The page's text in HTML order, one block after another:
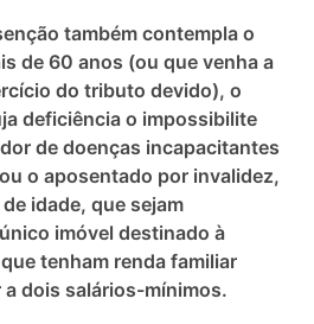
também contempla o
de 60 anos (ou que venha a
do tributo devido), o
deficiência o impossibilite
de doenças incapacitantes
o aposentado por invalidez,
idade, que sejam
imóvel destinado à
tenham renda familiar
dois salários-mínimos.